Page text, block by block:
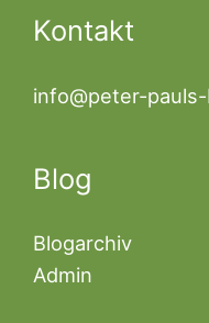
Kontakt
info@peter-
Blog
Blogarchiv
Admin